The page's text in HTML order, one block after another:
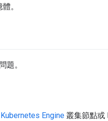
。
題。
Engine 叢集節點或